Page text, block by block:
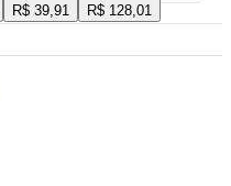
R$ 39,91 R$ 128,01